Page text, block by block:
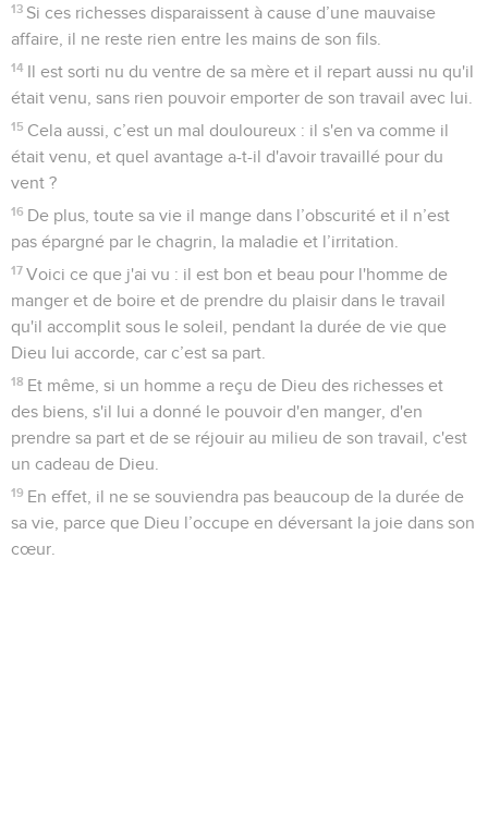
13 Si ces richesses disparaissent à cause d’une mauvaise
affaire, il ne reste rien entre les mains de son fils.
14 Il est sorti nu du ventre de sa mère et il repart aussi nu qu'il
était venu, sans rien pouvoir emporter de son travail avec lui.
15 Cela aussi, c’est un mal douloureux : il s'en va comme il
était venu, et quel avantage a-t-il d'avoir travaillé pour du
vent ?
16 De plus, toute sa vie il mange dans l’obscurité et il n’est
pas épargné par le chagrin, la maladie et l’irritation.
17 Voici ce que j'ai vu : il est bon et beau pour l'homme de
manger et de boire et de prendre du plaisir dans le travail
qu'il accomplit sous le soleil, pendant la durée de vie que
Dieu lui accorde, car c’est sa part.
18 Et même, si un homme a reçu de Dieu des richesses et
des biens, s'il lui a donné le pouvoir d'en manger, d'en
prendre sa part et de se réjouir au milieu de son travail, c'est
un cadeau de Dieu.
19 En effet, il ne se souviendra pas beaucoup de la durée de
sa vie, parce que Dieu l’occupe en déversant la joie dans son
cœur.